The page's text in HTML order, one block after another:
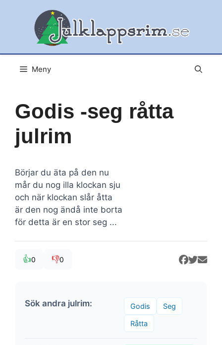
Meny
Godis -seg råtta
julrim
Börjar du äta på den nu
mår du nog illa klockan sju
och när klockan slår åtta
är den nog ändå inte borta
för detta är en stor seg ...
👍0 👎0
Sök andra julrim: Godis Seg
Råtta